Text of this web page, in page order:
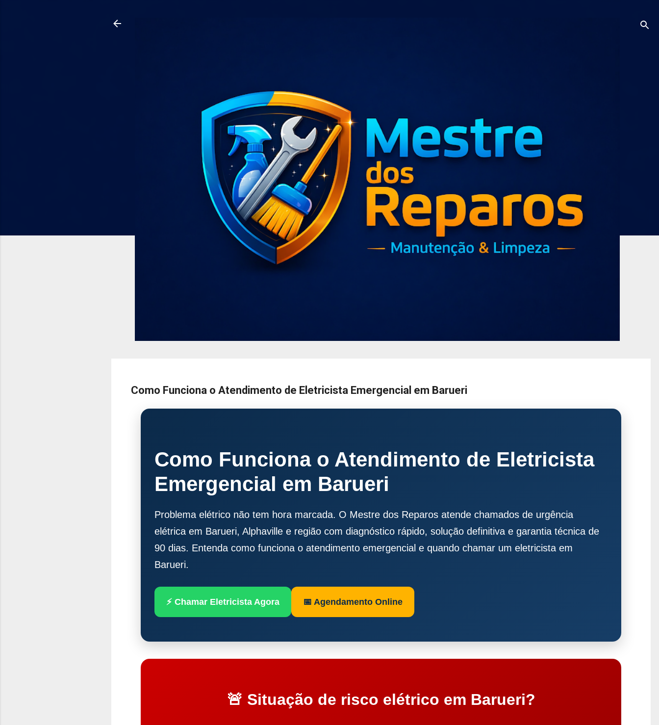
Como Funciona o Atendimento de Eletricista Emergencial em Barueri
Como Funciona o Atendimento de Eletricista
Emergencial em Barueri
Problema elétrico não tem hora marcada. O Mestre dos Reparos atende chamados de urgência
elétrica em Barueri, Alphaville e região com diagnóstico rápido, solução definitiva e garantia técnica de
90 dias. Entenda como funciona o atendimento emergencial e quando chamar um eletricista em
Barueri.
⚡ Chamar Eletricista Agora 📅 Agendamento Online
🚨 Situação de risco elétrico em Barueri?